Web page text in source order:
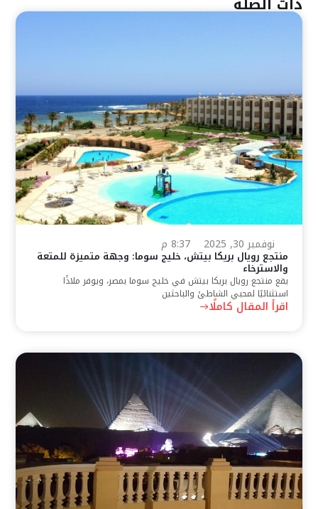
نوفمبر 30, 2025 8:37 م
منتجع رويال بريكا بيتش، خليج سوما: وجهة متميزة للمتعة
والاسترخاء
يقع منتجع رويال بريكا بيتش في خليج سوما بمصر، ويوفر ملاذًا
استثنائيًا لمحبي الشاطئ والباحثين
اقرأ المقال كاملًا